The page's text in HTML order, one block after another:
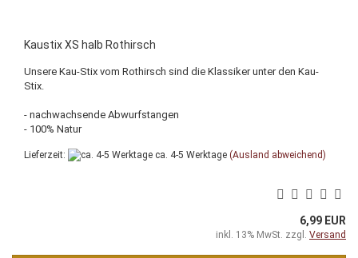
Kaustix XS halb Rothirsch
Unsere Kau-Stix vom Rothirsch sind die Klassiker unter den Kau-
Stix.
- nachwachsende Abwurfstangen
- 100% Natur
Lieferzeit: ca. 4-5 Werktage (Ausland abweichend)
6,99 EUR
inkl. 13% MwSt. zzgl. Versand